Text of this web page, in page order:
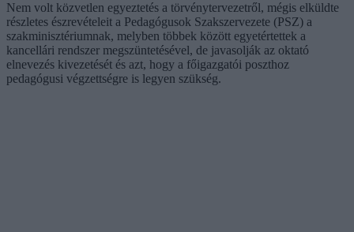
Nem volt közvetlen egyeztetés a törvénytervezetről, mégis elküldte
részletes észrevételeit a Pedagógusok Szakszervezete (PSZ) a
szakminisztériumnak, melyben többek között egyetértettek a
kancellári rendszer megszüntetésével, de javasolják az oktató
elnevezés kivezetését és azt, hogy a főigazgatói poszthoz
pedagógusi végzettségre is legyen szükség.